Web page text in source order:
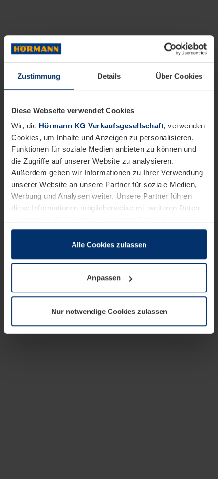
Zustimmung Details Über Cookies
Diese Webseite verwendet Cookies
Wir, die Hörmann KG Verkaufsgesellschaft, verwenden
Cookies, um Inhalte und Anzeigen zu personalisieren,
Funktionen für soziale Medien anbieten zu können und
die Zugriffe auf unserer Website zu analysieren.
Außerdem geben wir Informationen zu Ihrer Verwendung
unserer Website an unsere Partner für soziale Medien,
Werbung und Analysen weiter. Unsere Partner führen
diese Informationen möglicherweise mit weiteren Daten
sie im Rahmen Ihrer Nutzung der Dienste gesammelt
wenn diese für den Betrieb dieser Seite unbedingt
notwendig sind. Für alle anderen Cookie-Typen benötigen
wir Ihre Erlaubnis. Ihre Einwilligung können Sie jederzeit
Datenschutzerklärungunserer Website ändern oder
widerrufen.
Alle Cookies zulassen
Anpassen
Nur notwendige Cookies zulassen